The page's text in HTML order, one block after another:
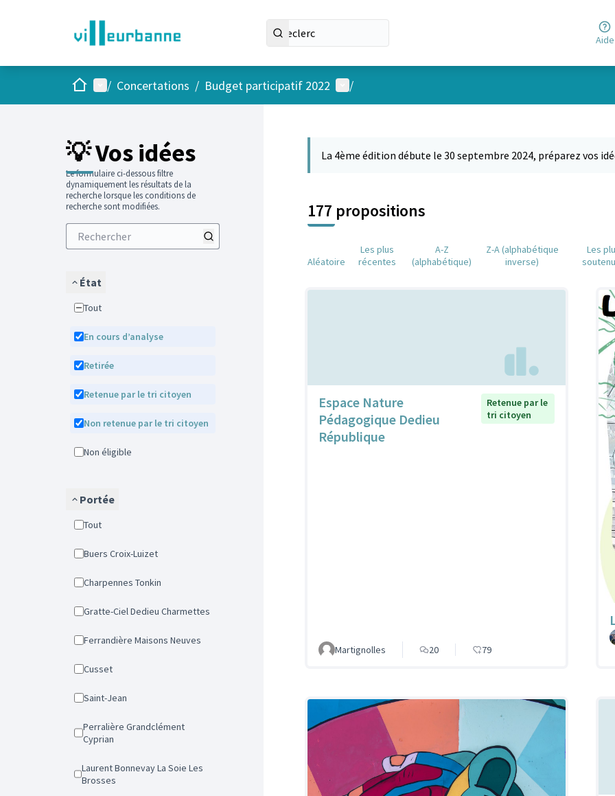
Aide
AccueilMenu principal
/ Concertations / Budget participatif 2022 Menu utilisateur
/
💡 Vos idées
Le formulaire ci-dessous filtre
dynamiquement les résultats de la
recherche lorsque les conditions de
recherche sont modifiées.
État
Tout
En cours d’analyse
Retirée
Retenue par le tri citoyen
Non retenue par le tri citoyen
Non éligible
Portée
Tout
Buers Croix-Luizet
Charpennes Tonkin
Gratte-Ciel Dedieu Charmettes
Ferrandière Maisons Neuves
Cusset
Saint-Jean
Perralière Grandclément
Cyprian
Laurent Bonnevay La Soie Les
Brosses
La 4ème édition débute le 30 septembre 2024, préparez vos
177 propositions
Aléatoire
Les plus
récentes
A-Z
(alphabétique)
Z-A (alphabétique
inverse)
Les
Espace Nature
Pédagogique Dedieu
République
Retenue par le
tri citoyen
Martignolles 20 79